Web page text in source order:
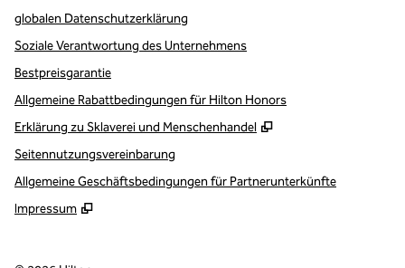
globalen Datenschutzerklärung
Soziale Verantwortung des Unternehmens
Bestpreisgarantie
Allgemeine Rabattbedingungen für Hilton Honors
Erklärung zu Sklaverei und Menschenhandel
,
Seitennutzungsvereinbarung
Allgemeine Geschäftsbedingungen für Partnerunterkünfte
Impressum